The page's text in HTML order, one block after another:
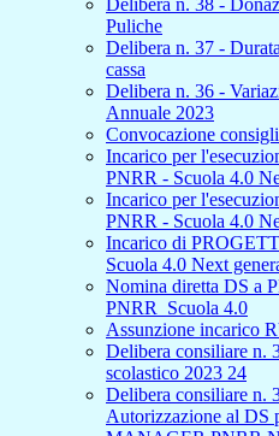
Delibera n. 38 -
Puliche
Delibera n. 37 -
cassa
Delibera n. 36 -
Annuale 2023
Convocazione
Incarico per
PNRR - Scuola 4.0
Incarico per
PNRR - Scuola 4.0
Incarico di
Scuola 4.0 Next
Nomina diretta DS a
PNRR_Scuola 4.0
Assunzione incarico
Delibera consiliare n.
scolastico 2023 24
Delibera consiliare n.
Autorizzazione al DS